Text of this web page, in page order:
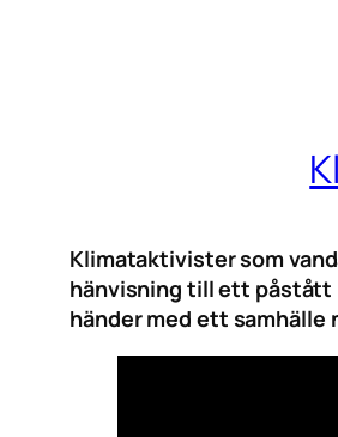
Klimataktivister som
hänvisning till ett påstått
händer med ett